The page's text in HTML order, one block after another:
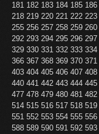
181 182 183 184 185 186
218 219 220 221 222 223
255 256 257 258 259 260
292 293 294 295 296 297
329 330 331 332 333 334
366 367 368 369 370 371
403 404 405 406 407 408
440 441 442 443 444 445
477 478 479 480 481 482
514 515 516 517 518 519
551 552 553 554 555 556
588 589 590 591 592 593